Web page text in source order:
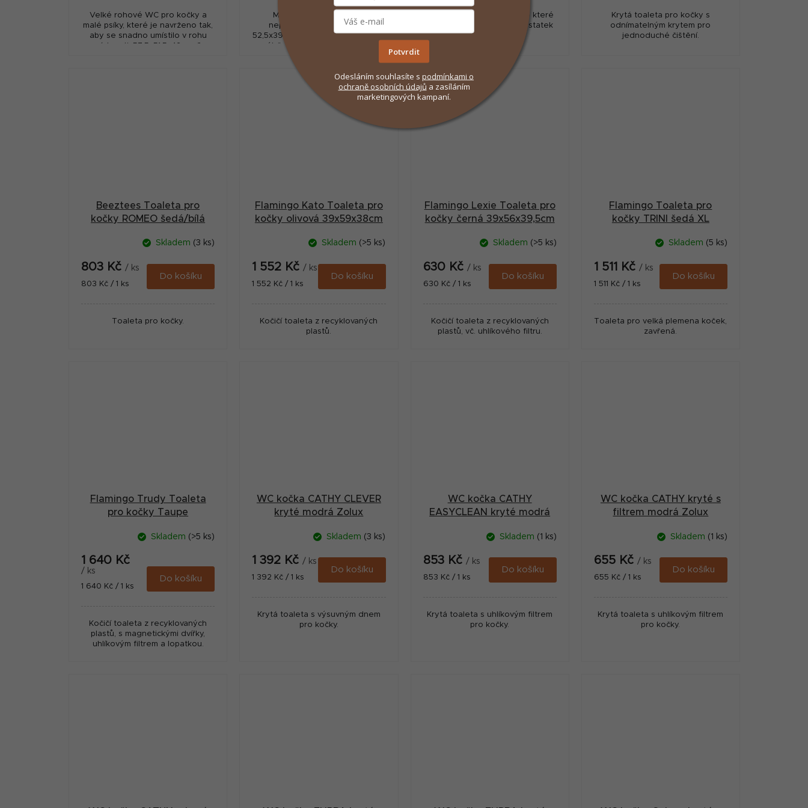
Velké rohové WC pro kočky a
malé psíky, které je navrženo tak,
aby se snadno umístilo v rohu
místnosti. 57,5x51,5x42cm 🎨
Mírní pachy a zabraňuje
nepořádku kolem toalety.
52,5x39,5x38 cm 🎨 Různé barvy –
výběr prosíme do poznámky.
Dostupnost barev není
garantována, ale můžete si uvést
preferovanou...
Krytá toaleta pro kočky, ve které
bude mít Vaše kočička dostatek
místa pro hrabání.
Krytá toaleta pro kočky s
odnímatelným krytem pro
jednoduché čištění.
Beeztees Toaleta pro
kočky ROMEO šedá/bílá
Skladem (3 ks)
803 Kč / ks
Měrná
803 Kč / 1 ks
Do košíku
Toaleta pro kočky.
Flamingo Kato Toaleta pro
kočky olivová 39x59x38cm
Skladem (>5 ks)
1 552 Kč / ks
Měrná
1 552 Kč / 1 ks
Do košíku
Kočičí toaleta z recyklovaných
plastů.
Flamingo Lexie Toaleta pro
kočky černá 39x56x39,5cm
Skladem (>5 ks)
630 Kč / ks
Měrná
630 Kč / 1 ks
Do košíku
Kočičí toaleta z recyklovaných
plastů, vč. uhlíkového filtru.
Flamingo Toaleta pro
kočky TRINI šedá XL
Skladem (5 ks)
1 511 Kč / ks
Měrná
1 511 Kč / 1 ks
Do košíku
Toaleta pro velká plemena koček,
zavřená.
Flamingo Trudy Toaleta
pro kočky Taupe
Skladem (>5 ks)
1 640 Kč
/ ks
Měrná
1 640 Kč / 1 ks
Do košíku
Kočičí toaleta z recyklovaných
plastů, s magnetickými dvířky,
uhlíkovým filtrem a lopatkou.
WC kočka CATHY CLEVER
kryté modrá Zolux
Skladem (3 ks)
1 392 Kč/ ks
Měrná
1 392 Kč / 1 ks
Do košíku
Krytá toaleta s výsuvným dnem
pro kočky.
WC kočka CATHY
EASYCLEAN kryté modrá
Skladem (1 ks)
853 Kč / ks
Měrná
853 Kč / 1 ks
Do košíku
Krytá toaleta s uhlíkovým filtrem
pro kočky.
WC kočka CATHY kryté s
filtrem modrá Zolux
Skladem (1 ks)
655 Kč / ks
Měrná
655 Kč / 1 ks
Do košíku
Krytá toaleta s uhlíkovým filtrem
pro kočky.
Potvrdit
Odesláním souhlasíte s podmínkami o
ochraně osobních údajů a zasíláním
marketingových kampaní.